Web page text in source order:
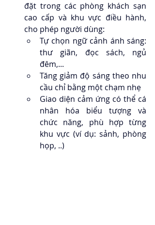
đặt trong các phòng khách sạn
cao cấp và khu vực điều hành,
cho phép người dùng:
Tự chọn ngữ cảnh ánh sáng:
thư giãn, đọc sách, ngủ
đêm,...
Tăng giảm độ sáng theo nhu
cầu chỉ bằng một chạm nhẹ
Giao diện cảm ứng có thể cá
nhân hóa biểu tượng và
chức năng, phù hợp từng
khu vực (ví dụ: sảnh, phòng
họp, ..)